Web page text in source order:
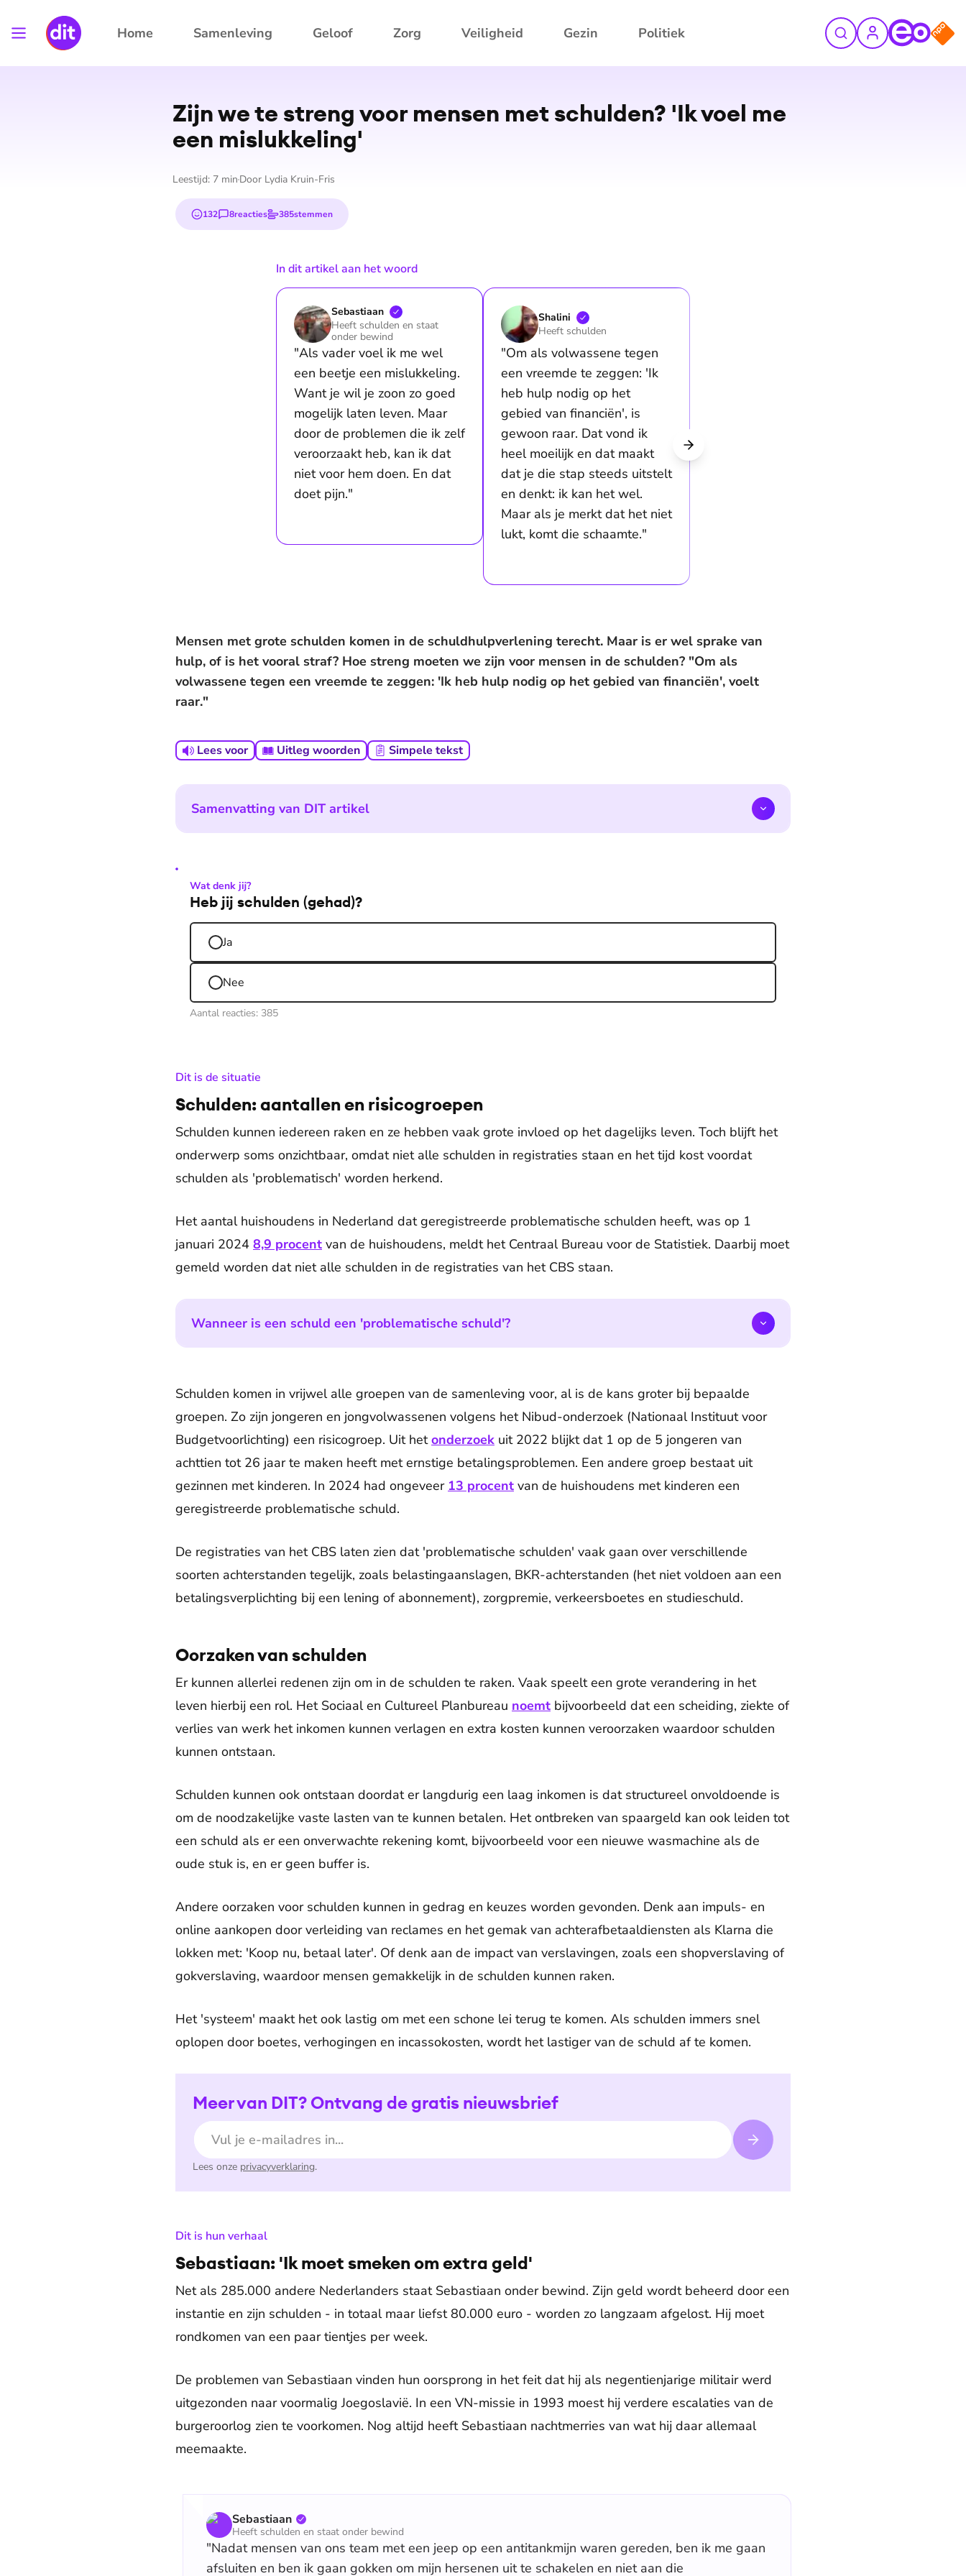
Home Samenleving Geloof Zorg Veiligheid Gezin Politiek
©Dit is de kwestie (EO)
Zijn we te streng voor mensen met schulden? 'Ik voel me
een mis­luk­ke­ling'
Leestijd: 7 min Door Lydia Kruin-Fris
132
emojis8reacties 385stemmen
In dit artikel aan het woord
Sebastiaan
Heeft schulden en staat
onder bewind
"Als vader voel ik me wel
een beetje een mislukkeling.
Want je wil je zoon zo goed
mogelijk laten leven. Maar
door de problemen die ik zelf
veroorzaakt heb, kan ik dat
niet voor hem doen. En dat
doet pijn."
Shalini
Heeft schulden
"Om als volwassene tegen
een vreemde te zeggen: 'Ik
heb hulp nodig op het
gebied van financiën', is
gewoon raar. Dat vond ik
heel moeilijk en dat maakt
dat je die stap steeds uitstelt
en denkt: ik kan het wel.
Maar als je merkt dat het niet
lukt, komt die schaamte."
Mensen met grote schulden komen in de schuldhulpverlening terecht. Maar is er wel sprake van
hulp, of is het vooral straf? Hoe streng moeten we zijn voor mensen in de schulden? "Om als
volwassene tegen een vreemde te zeggen: 'Ik heb hulp nodig op het gebied van financiën', voelt
raar."
Lees voor Uitleg woorden Simpele tekst
Samenvatting van DIT artikel
Wat denk jij?
Heb jij schulden (gehad)?
Ja
Nee
Aantal reacties: 385
Dit is de situatie
Schulden: aantallen en risicogroepen
Schulden kunnen iedereen raken en ze hebben vaak grote invloed op het dagelijks leven. Toch blijft het
onderwerp soms onzichtbaar, omdat niet alle schulden in registraties staan en het tijd kost voordat
schulden als 'problematisch' worden herkend.
Het aantal huishoudens in Nederland dat geregistreerde problematische schulden heeft, was op 1
januari 2024 8,9 procent van de huishoudens, meldt het Centraal Bureau voor de Statistiek. Daarbij moet
gemeld worden dat niet alle schulden in de registraties van het CBS staan.
Wanneer is een schuld een 'problematische schuld'?
Schulden komen in vrijwel alle groepen van de samenleving voor, al is de kans groter bij bepaalde
groepen. Zo zijn jongeren en jongvolwassenen volgens het Nibud-onderzoek (Nationaal Instituut voor
Budgetvoorlichting) een risicogroep. Uit hetonderzoek uit 2022 blijkt dat 1 op de 5 jongeren van
achttien tot 26 jaar te maken heeft met ernstige betalingsproblemen. Een andere groep bestaat uit
gezinnen met kinderen. In 2024 had ongeveer 13 procent van de huishoudens met kinderen een
geregistreerde problematische schuld.
De registraties van het CBS laten zien dat 'problematische schulden' vaak gaan over verschillende
soorten achterstanden tegelijk, zoals belastingaanslagen, BKR-achterstanden (het niet voldoen aan een
betalingsverplichting bij een lening of abonnement), zorgpremie, verkeersboetes en studieschuld.
Oorzaken van schulden
Er kunnen allerlei redenen zijn om in de schulden te raken. Vaak speelt een grote verandering in het
leven hierbij een rol. Het Sociaal en Cultureel Planbureau noemt bijvoorbeeld dat een scheiding, ziekte of
verlies van werk het inkomen kunnen verlagen en extra kosten kunnen veroorzaken waardoor schulden
kunnen ontstaan.
Schulden kunnen ook ontstaan doordat er langdurig een laag inkomen is dat structureel onvoldoende is
om de noodzakelijke vaste lasten van te kunnen betalen. Het ontbreken van spaargeld kan ook leiden tot
een schuld als er een onverwachte rekening komt, bijvoorbeeld voor een nieuwe wasmachine als de
oude stuk is, en er geen buffer is.
Andere oorzaken voor schulden kunnen in gedrag en keuzes worden gevonden. Denk aan impuls- en
online aankopen door verleiding van reclames en het gemak van achterafbetaaldiensten als Klarna die
lokken met: 'Koop nu, betaal later'. Of denk aan de impact van verslavingen, zoals een shopverslaving of
gokverslaving, waardoor mensen gemakkelijk in de schulden kunnen raken.
Het 'systeem' maakt het ook lastig om met een schone lei terug te komen. Als schulden immers snel
oplopen door boetes, verhogingen en incassokosten, wordt het lastiger van de schuld af te komen.
Meer van DIT? Ontvang de gratis nieuwsbrief
E-mailadres
Lees onze privacyverklaring.
Dit is hun verhaal:
Sebastiaan: 'Ik moet smeken om extra geld'
Net als 285.000 andere Nederlanders staat Sebastiaan onder bewind. Zijn geld wordt beheerd door een
instantie en zijn schulden - in totaal maar liefst 80.000 euro - worden zo langzaam afgelost. Hij moet
rondkomen van een paar tientjes per week.
De problemen van Sebastiaan vinden hun oorsprong in het feit dat hij als negentienjarige militair werd
uitgezonden naar voormalig Joegoslavië. In een VN-missie in 1993 moest hij verdere escalaties van de
burgeroorlog zien te voorkomen. Nog altijd heeft Sebastiaan nachtmerries van wat hij daar allemaal
meemaakte.
Sebastiaan
Heeft schulden en staat onder bewind
"Nadat mensen van ons team met een jeep op een antitankmijn waren gereden, ben ik me gaan
afsluiten en ben ik gaan gokken om mijn hersenen uit te schakelen en niet aan die